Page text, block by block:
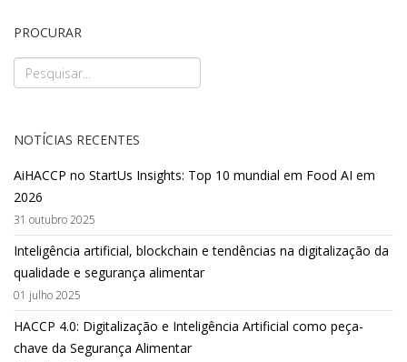
PROCURAR
NOTÍCIAS RECENTES
AiHACCP no StartUs Insights: Top 10 mundial em Food AI em
2026
31 outubro 2025
Inteligência artificial, blockchain e tendências na digitalização da
qualidade e segurança alimentar
01 julho 2025
HACCP 4.0: Digitalização e Inteligência Artificial como peça-
chave da Segurança Alimentar